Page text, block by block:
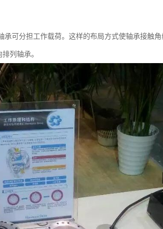
可分担工作载荷。这样的布局方式使轴承接触
列轴承。